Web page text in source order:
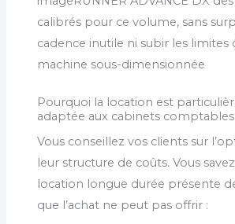
calibrés pour ce volume, sans
cadence inutile ni subir les limites
machine sous-dimensionnée
Pourquoi la location est
adaptée aux cabinets comptables
Vous conseillez vos clients sur
leur structure de coûts. Vous
location longue durée présente
que l’achat ne peut pas offrir :